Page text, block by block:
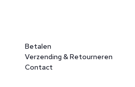
Betalen
Verzending & Retourneren
Contact